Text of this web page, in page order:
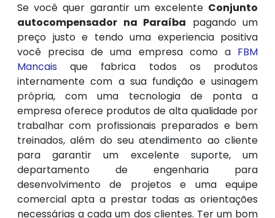
Se você quer garantir um excelente Conjunto
autocompensador na Paraíba pagando um
preço justo e tendo uma experiencia positiva
você precisa de uma empresa como a FBM
Mancais que fabrica todos os produtos
internamente com a sua fundição e usinagem
própria, com uma tecnologia de ponta a
empresa oferece produtos de alta qualidade por
trabalhar com profissionais preparados e bem
treinados, além do seu atendimento ao cliente
para garantir um excelente suporte, um
departamento de engenharia para
desenvolvimento de projetos e uma equipe
comercial apta a prestar todas as orientações
necessárias a cada um dos clientes. Ter um bom